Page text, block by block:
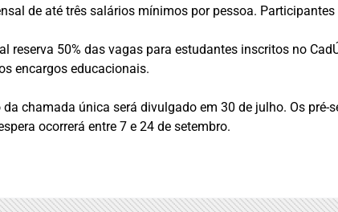
de até três salários mínimos por pessoa.
reserva 50% das vagas para estudantes inscritos no
encargos educacionais.
da chamada única será divulgado em 30 de julho. Os
ocorrerá entre 7 e 24 de setembro.